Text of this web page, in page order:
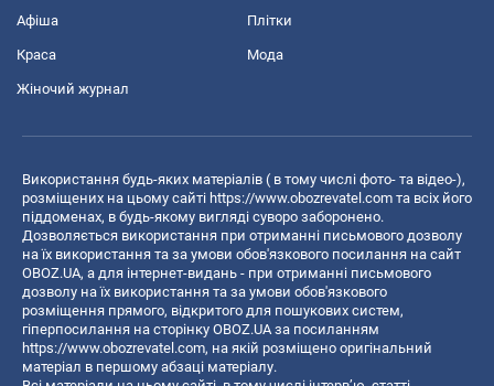
Афіша Плітки
Краса Мода
Жіночий журнал
Використання будь-яких матеріалів ( в тому числі фото- та відео-),
розміщених на цьому сайті https://www.obozrevatel.com та всіх його
піддоменах, в будь-якому вигляді суворо заборонено.
Дозволяється використання при отриманні письмового дозволу
на їх використання та за умови обов'язкового посилання на сайт
OBOZ.UA, а для інтернет-видань - при отриманні письмового
дозволу на їх використання та за умови обов'язкового
розміщення прямого, відкритого для пошукових систем,
гіперпосилання на сторінку OBOZ.UA за посиланням
https://www.obozrevatel.com, на якій розміщено оригінальний
матеріал в першому абзаці матеріалу.